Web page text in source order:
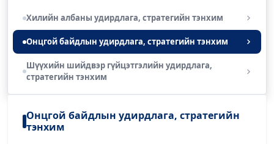
Хилийн албаны удирдлага, стратегийн тэнхим
Онцгой байдлын удирдлага, стратегийн тэнхим
Шүүхийн шийдвэр гүйцэтгэлийн удирдлага,
стратегийн тэнхим
Онцгой байдлын удирдлага, стратегийн
тэнхим